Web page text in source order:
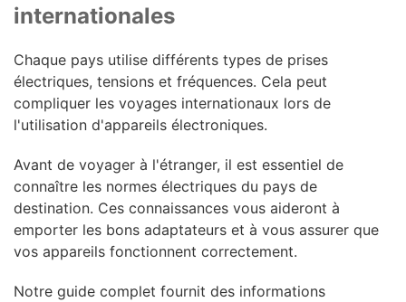
internationales
Chaque pays utilise différents types de prises
électriques, tensions et fréquences. Cela peut
compliquer les voyages internationaux lors de
l'utilisation d'appareils électroniques.
Avant de voyager à l'étranger, il est essentiel de
connaître les normes électriques du pays de
destination. Ces connaissances vous aideront à
emporter les bons adaptateurs et à vous assurer que
vos appareils fonctionnent correctement.
Notre guide complet fournit des informations